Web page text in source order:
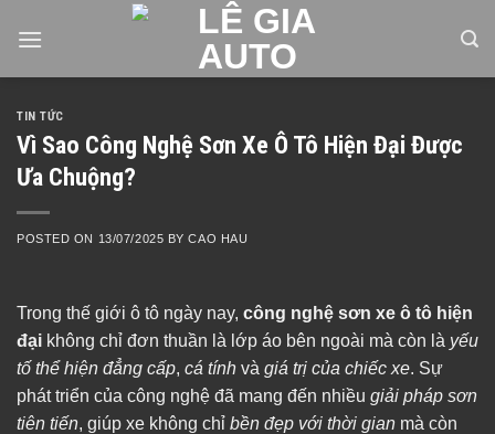
TIN TỨC
Vì Sao Công Nghệ Sơn Xe Ô Tô Hiện Đại Được
Ưa Chuộng?
POSTED ON 13/07/2025 BYCAO HAU
Trong thế giới ô tô ngày nay, công nghệ sơn xe ô tô hiện
đại không chỉ đơn thuần là lớp áo bên ngoài mà còn là yếu
tố thể hiện đẳng cấp, cá tính và giá trị của chiếc xe. Sự
phát triển của công nghệ đã mang đến nhiều giải pháp sơn
tiên tiến, giúp xe không chỉ bền đẹp với thời gian mà còn